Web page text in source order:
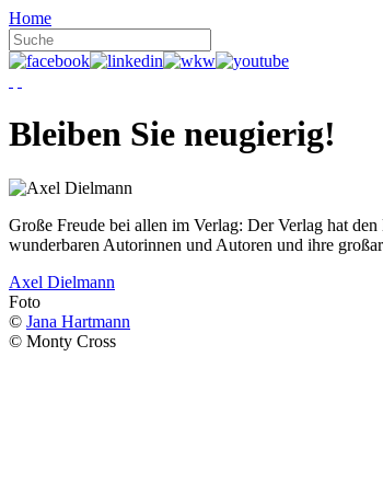
Home
Bleiben Sie neugierig!
Große Freude bei allen im Verlag: Der Verlag hat
wunderbaren Autorinnen und Autoren und ihre
Axel Dielmann
Foto
© Jana Hartmann
© Monty Cross